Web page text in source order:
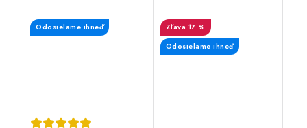
Odosielame ihneď
17 %
Odosielame ihneď